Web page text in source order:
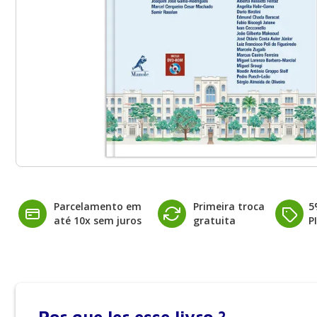
Parcelamento em
até 10x sem juros
Primeira troca
gratuita